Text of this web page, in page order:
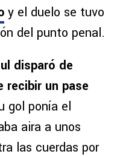
y el duelo se tuvo
del punto penal.
disparó de
recibir un pase
gol ponía el
aira a unos
las cuerdas por